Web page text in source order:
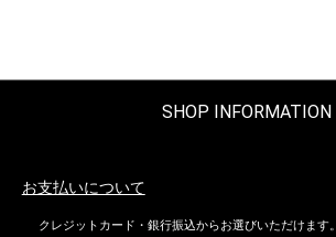
SHOP INFORMATION
お支払いについて
クレジットカード・銀行振込からお選びいただけます。